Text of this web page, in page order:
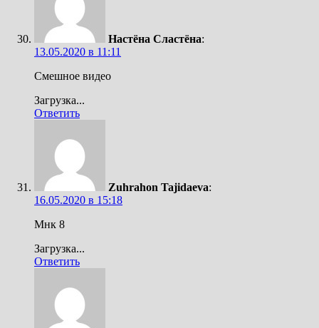
Настёна Сластёна:
13.05.2020 в 11:11
Смешное видео
Загрузка...
Ответить
Zuhrahon Tajidaeva:
16.05.2020 в 15:18
Мнк 8
Загрузка...
Ответить